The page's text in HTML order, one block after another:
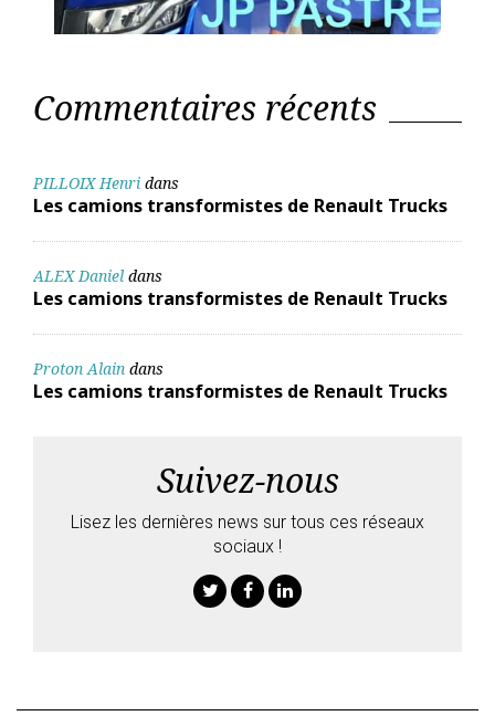
Commentaires récents
PILLOIX Henri dans
Les camions transformistes de Renault Trucks
ALEX Daniel dans
Les camions transformistes de Renault Trucks
Proton Alain dans
Les camions transformistes de Renault Trucks
Suivez-nous
Lisez les dernières news sur tous ces réseaux
sociaux !